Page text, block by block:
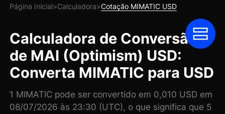
Página Inicial>Calculadora>Cotação MIMATIC USD
Calculadora de Conversão
de MAI (Optimism) USD:
Converta MIMATIC para USD
1 MIMATIC pode ser convertido em 0,010 USD em
08/07/2026 às 23:30 (UTC), o que significa que 5